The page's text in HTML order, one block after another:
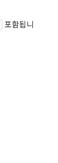
포함됩니